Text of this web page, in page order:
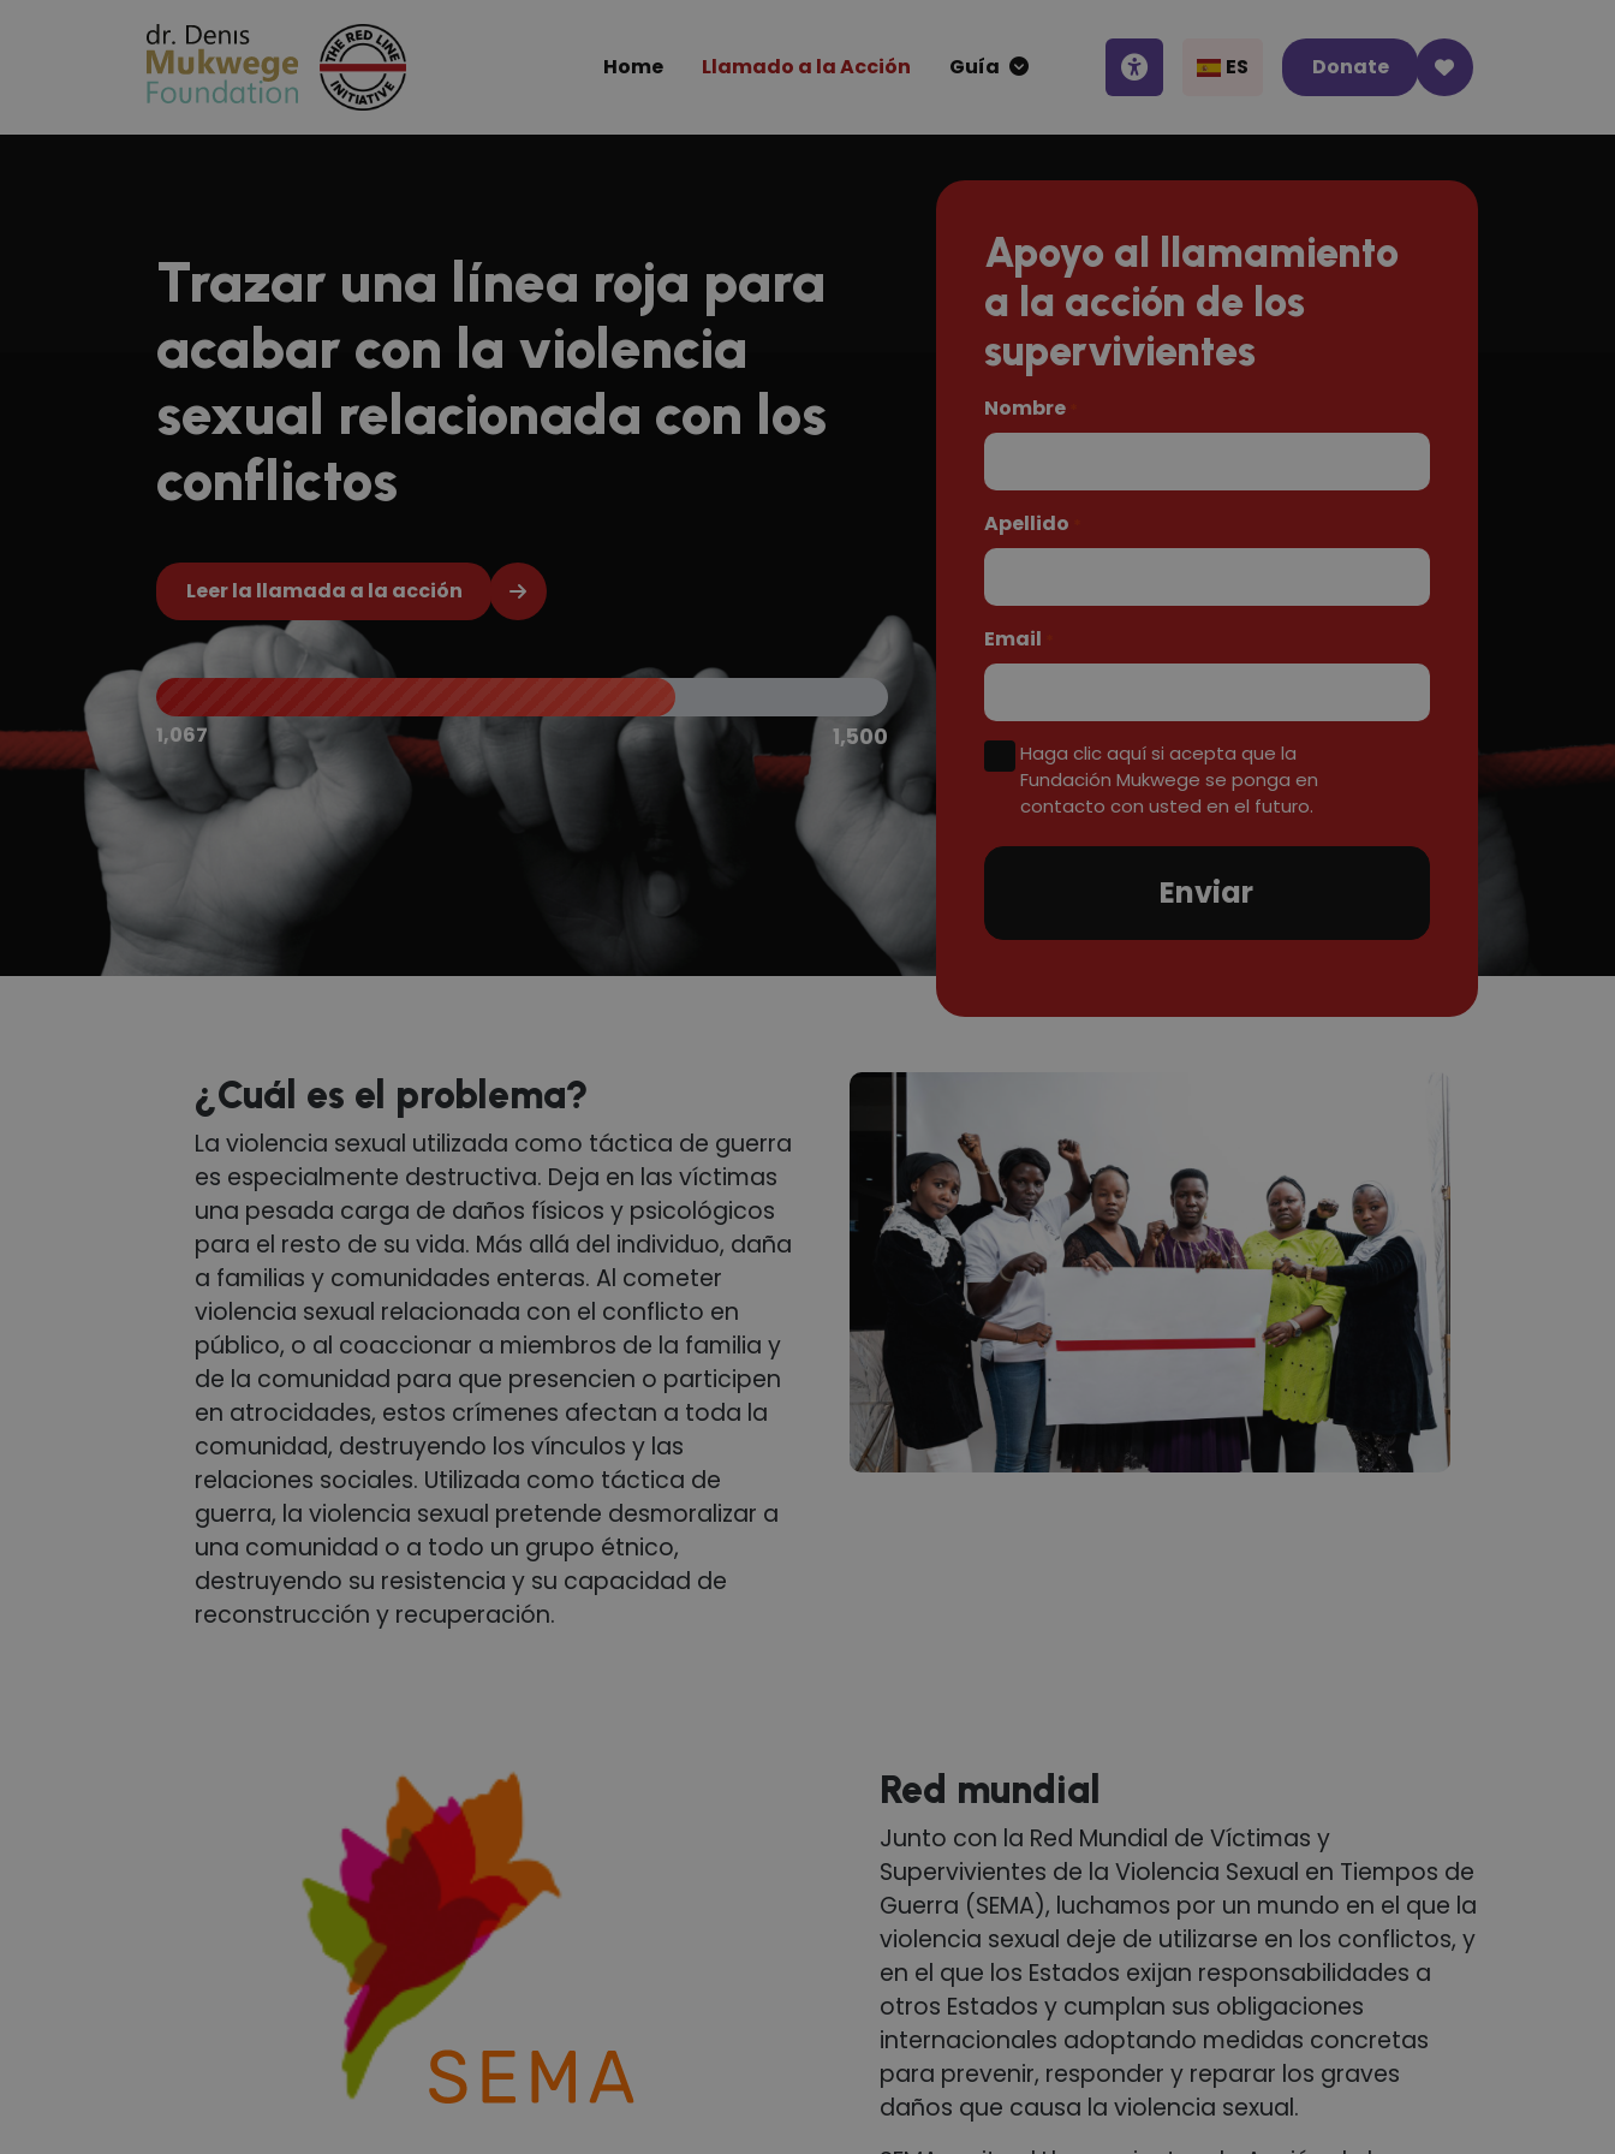
Home Llamado a la Acción Guía ES Donate
Trazar una línea roja para
acabar con la violencia
sexual relacionada con los
conflictos
Leer la llamada a la acción
1,067 1,500
Apoyo al llamamiento
a la acción de los
supervivientes
Nombre
Apellido
Email
Haga clic aquí si acepta que la
Fundación Mukwege se ponga en
contacto con usted en el futuro.
Enviar
¿Cuál es el problema?
La violencia sexual utilizada como táctica de guerra
es especialmente destructiva. Deja en las víctimas
una pesada carga de daños físicos y psicológicos
para el resto de su vida. Más allá del individuo, daña
a familias y comunidades enteras. Al cometer
violencia sexual relacionada con el conflicto en
público, o al coaccionar a miembros de la familia y
de la comunidad para que presencien o participen
en atrocidades, estos crímenes afectan a toda la
comunidad, destruyendo los vínculos y las
relaciones sociales. Utilizada como táctica de
guerra, la violencia sexual pretende desmoralizar a
una comunidad o a todo un grupo étnico,
destruyendo su resistencia y su capacidad de
reconstrucción y recuperación.
Red mundial
Junto con la Red Mundial de Víctimas y
Supervivientes de la Violencia Sexual en Tiempos de
Guerra (SEMA), luchamos por un mundo en el que la
violencia sexual deje de utilizarse en los conflictos, y
en el que los Estados exijan responsabilidades a
otros Estados y cumplan sus obligaciones
internacionales adoptando medidas concretas
para prevenir, responder y reparar los graves
daños que causa la violencia sexual.